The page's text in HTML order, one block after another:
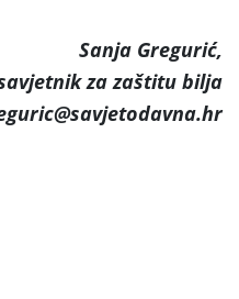
Sanja Gregurić,
za zaštitu bilja